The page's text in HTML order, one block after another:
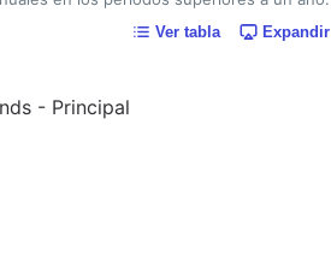
Ver tabla Expandir
- Principal